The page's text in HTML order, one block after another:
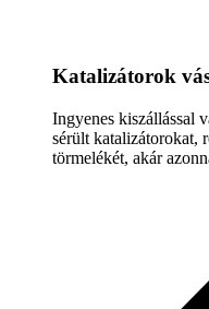
Katalizátorok
Ingyenes kiszállással
sérült katalizátorokat,
törmelékét, akár